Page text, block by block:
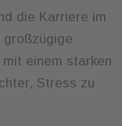
die Karriere im
großzügige
einem starken
Stress zu